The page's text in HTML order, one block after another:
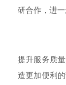
研合作，进
提升服务质
造更加便利